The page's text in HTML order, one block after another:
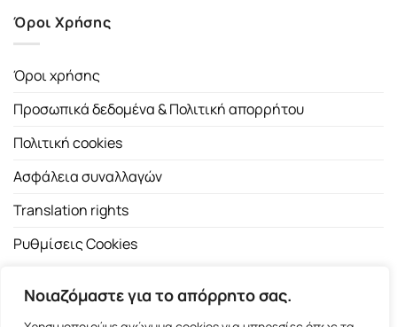
Νοιαζόμαστε για το απόρρητο σας.
Όροι Χρήσης
Όροι χρήσης
Προσωπικά δεδομένα & Πολιτική απορρήτου
Πολιτική cookies
Ασφάλεια συναλλαγών
Translation rights
Ρυθμίσεις Cookies